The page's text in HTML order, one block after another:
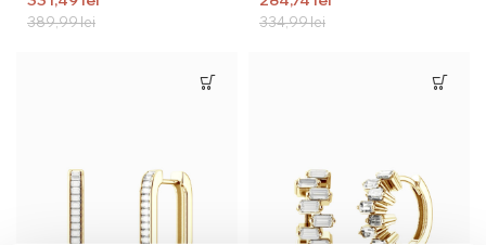
389,99lei 334,99lei